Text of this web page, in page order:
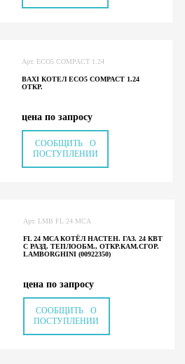
Арт. ECO5 COMPACT 1.24
BAXI КОТЕЛ ECO5 COMPACT 1.24
ОТКР.
цена по запросу
СООБЩИТЬ О
ПОСТУПЛЕНИИ
Арт. LMB FL 24 MCA
FL 24 MCA КОТЁЛ НАСТЕН. ГАЗ. 24 КВТ
С РАЗД. ТЕПЛООБМ., ОТКР.КАМ.СГОР.
LAMBORGHINI (00922350)
цена по запросу
СООБЩИТЬ О
ПОСТУПЛЕНИИ